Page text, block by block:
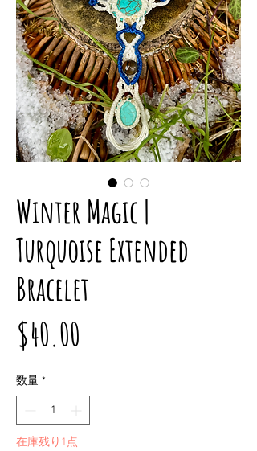
Winter Magic |
Turquoise Extended
Bracelet
$40.00
数量 *
在庫残り1点